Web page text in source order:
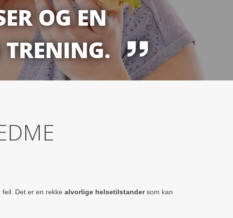
OG EN
TRENING.
Det er en rekke alvorlige helsetilstandersom kan